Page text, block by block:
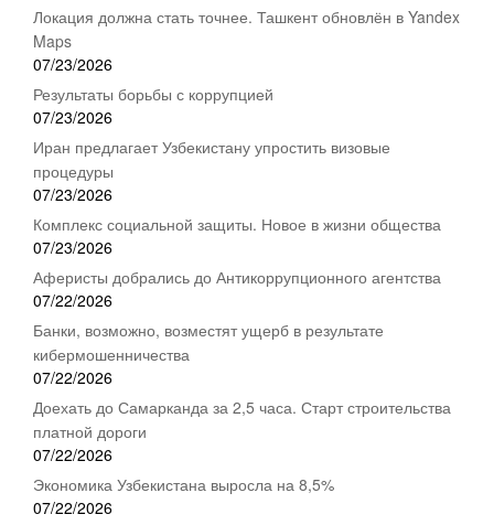
Локация должна стать точнее. Ташкент обновлён в Yandex
Maps
07/23/2026
Результаты борьбы с коррупцией
07/23/2026
Иран предлагает Узбекистану упростить визовые
процедуры
07/23/2026
Комплекс социальной защиты. Новое в жизни общества
07/23/2026
Аферисты добрались до Антикоррупционного агентства
07/22/2026
Банки, возможно, возместят ущерб в результате
кибермошенничества
07/22/2026
Доехать до Самарканда за 2,5 часа. Старт строительства
платной дороги
07/22/2026
Экономика Узбекистана выросла на 8,5%
07/22/2026